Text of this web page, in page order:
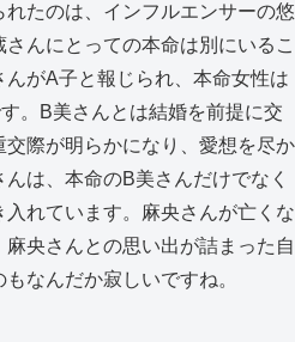
たのは、インフルエンサーの悠
んにとっての本命は別にいるこ
がA子と報じられ、本命女性は
。B美さんとは結婚を前提に交
際が明らかになり、愛想を尽か
は、本命のB美さんだけでなく
れています。麻央さんが亡くな
央さんとの思い出が詰まった自
なんだか寂しいですね。